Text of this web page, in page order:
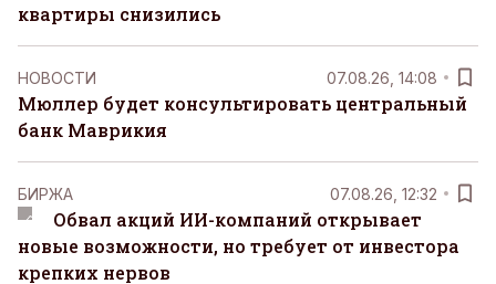
квартиры снизились
НОВОСТИ 07.08.26, 14:08
Мюллер будет консультировать центральный
банк Маврикия
БИРЖА 07.08.26, 12:32
Обвал акций ИИ-компаний открывает
новые возможности, но требует от инвестора
крепких нервов